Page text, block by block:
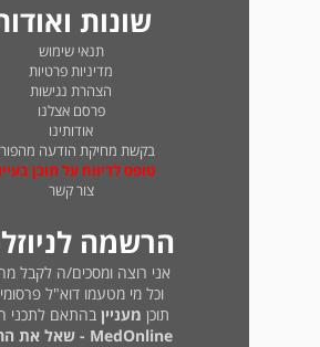
שונות
תנאי שימוש
מדיניות פרטיות
הצהרת נגישות
פרסם אצלנו
אודותינו
בקשת מחיקת הודעה
טופס לדיווח על תוכן
צור קשר
הרשמה
אני רוצה ומסכים/ה לקבל
וכל מי מטעמו דוא"ל
תוכן מעניין בהתאם לתכני
MedOnline - שאל את הרופא